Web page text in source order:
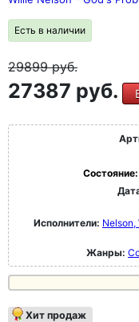
Есть в наличии
29899руб.
27387 руб.
Состояние:
Исполнители: Nelson,
Жанры:
Хит продаж